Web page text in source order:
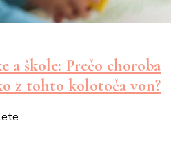
a škole: Prečo choroba
z tohto kolotoča von?